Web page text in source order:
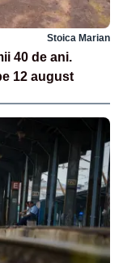
Stoica Marian
40 de ani.
12 august